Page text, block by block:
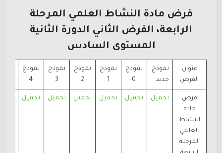
فرض مادة النشاط العلمي المرحلة
الرابعة، الفرض الثاني الدورة الثانية
المستوى السادس
عنوان
الفرض
نموذج
جديد
نموذج
0
نموذج
1
نموذج
2
نموذج
3
نموذج
4
فرض
مادة
النشاط
العلمي
المرحلة
تحميل تحميل تحميل تحميل تحميل تحميل